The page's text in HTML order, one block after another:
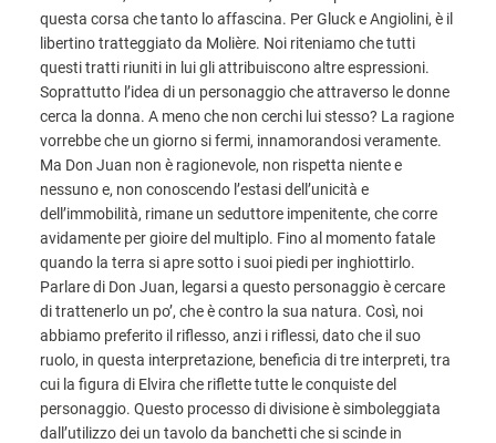
questa corsa che tanto lo affascina. Per Gluck e Angiolini, è il
libertino tratteggiato da Molière. Noi riteniamo che tutti
questi tratti riuniti in lui gli attribuiscono altre espressioni.
Soprattutto l’idea di un personaggio che attraverso le donne
cerca la donna. A meno che non cerchi lui stesso? La ragione
vorrebbe che un giorno si fermi, innamorandosi veramente.
Ma Don Juan non è ragionevole, non rispetta niente e
nessuno e, non conoscendo l’estasi dell’unicità e
dell’immobilità, rimane un seduttore impenitente, che corre
avidamente per gioire del multiplo. Fino al momento fatale
quando la terra si apre sotto i suoi piedi per inghiottirlo.
Parlare di Don Juan, legarsi a questo personaggio è cercare
di trattenerlo un po’, che è contro la sua natura. Così, noi
abbiamo preferito il riflesso, anzi i riflessi, dato che il suo
ruolo, in questa interpretazione, beneficia di tre interpreti, tra
cui la figura di Elvira che riflette tutte le conquiste del
personaggio. Questo processo di divisione è simboleggiata
dall’utilizzo dei un tavolo da banchetti che si scinde in